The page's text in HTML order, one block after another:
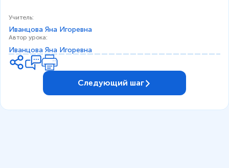
Учитель:
Иванцова Яна Игоревна
Автор урока:
Иванцова Яна Игоревна
Следующий шаг